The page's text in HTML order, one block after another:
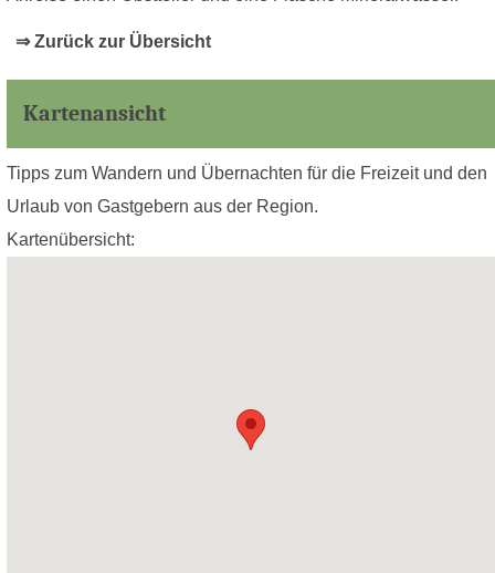
⇒ Zurück zur Übersicht
Kartenansicht
Tipps zum Wandern und Übernachten für die Freizeit und den
Urlaub von Gastgebern aus der Region.
Kartenübersicht: